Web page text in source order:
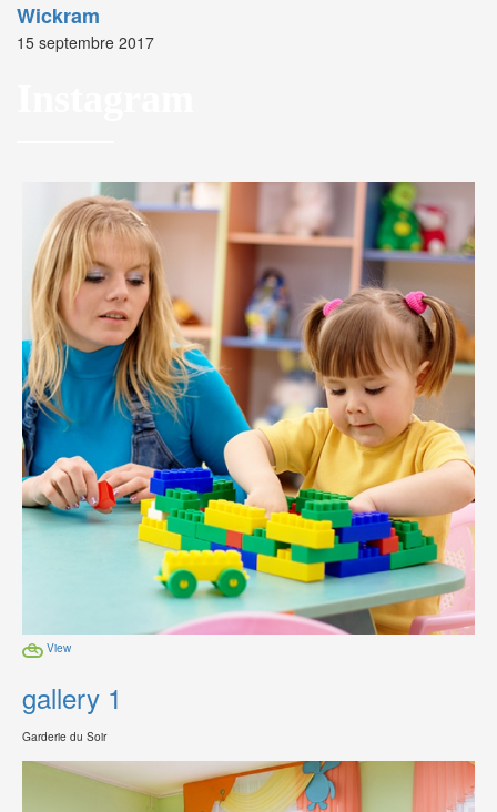
Wickram
15 septembre 2017
View
gallery 1
Garderie du Soir